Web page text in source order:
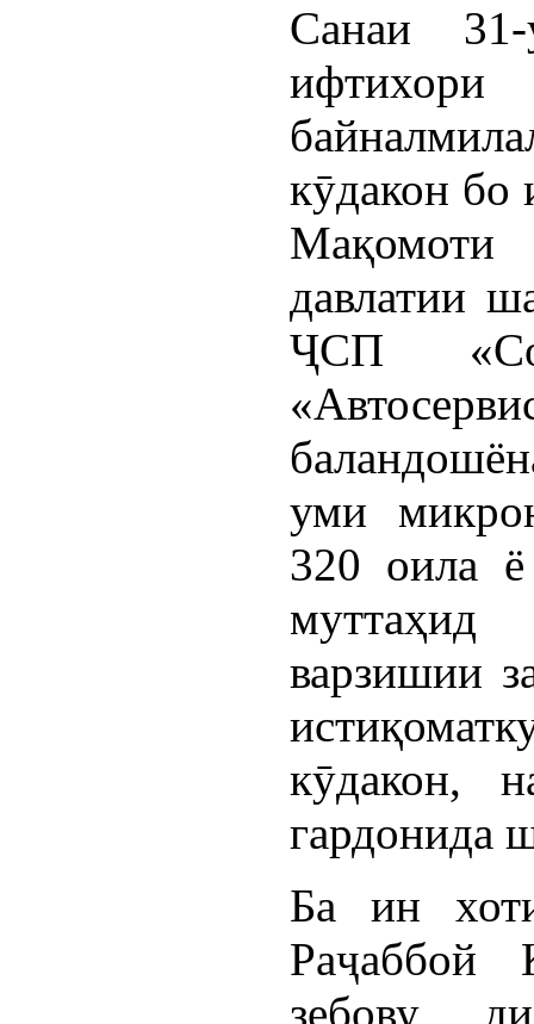
Санаи
кӯдакон бо
давлатии
ҶСП
уми
320 оила
муттаҳид
варзишии
кӯдакон,
гардонида
Ба ин
зебову